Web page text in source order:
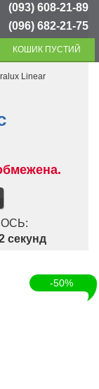
(093) 608-21-89
(096) 682-21-75
КОШИК ПУСТИЙ
Linear
секунд
-50%